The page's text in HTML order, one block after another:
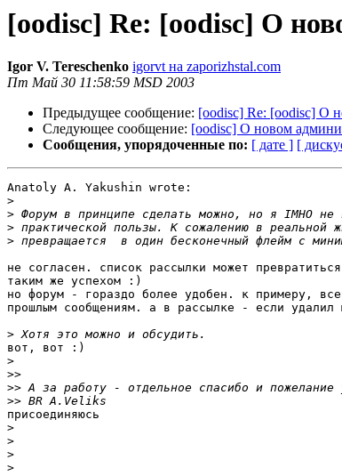
[oodisc] Re: [oodisc] О
Igor V. Tereschenko igorvt на zaporizhstal.com
Пт Май 30 11:58:59 MSD 2003
Предыдущее сообщение: [oodisc] Re: [oodisc] О
Следующее сообщение: [oodisc] О новом
Сообщения, упорядоченные по: [ дате ] [
Anatoly A. Yakushin wrote:
>
>
>
>
не согласен. список рассылки может
таким же успехом :)
но форум - гораздо более удобен. к примеру,
прошлым сообщениям. а в рассылке - если
>
вот, вот :)
>
>>
>>
>>
присоединяюсь
>
>
>
>